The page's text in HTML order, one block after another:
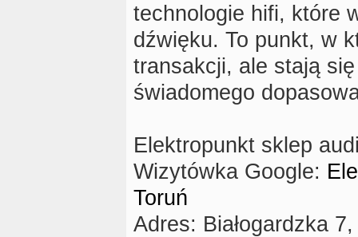
technologie hifi, które
dźwięku. To punkt, w
transakcji, ale stają
świadomego
Elektropunkt sklep
Wizytówka Google:
Toruń
Adres: Białogardzka